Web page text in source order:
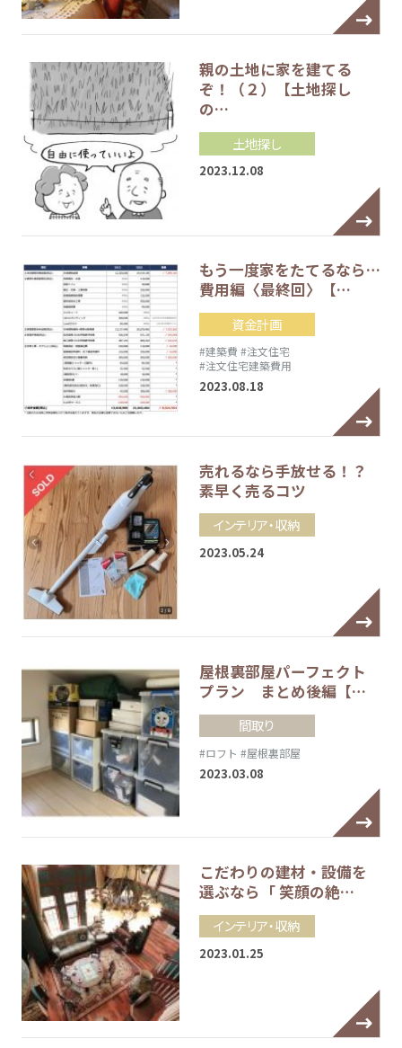
親の土地に家を建てる
ぞ！（２）【土地探し
の…
土地探し
2023.12.08
もう一度家をたてるなら…
費用編〈最終回〉【…
資金計画
#建築費 #注文住宅
#注文住宅建築費用
2023.08.18
売れるなら手放せる！？
素早く売るコツ
インテリア・収納
2023.05.24
屋根裏部屋パーフェクト
プラン まとめ後編【…
間取り
#ロフト #屋根裏部屋
2023.03.08
こだわりの建材・設備を
選ぶなら「 笑顔の絶…
インテリア・収納
2023.01.25